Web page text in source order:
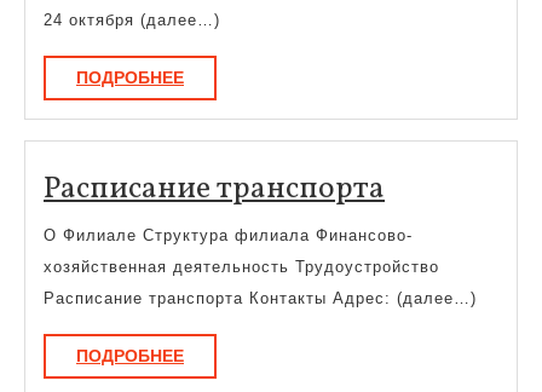
24 октября (далее…)
ПОДРОБНЕЕПОДРОБНЕЕ
Расписание транспорта
О Филиале Структура филиала Финансово-
хозяйственная деятельность Трудоустройство
Расписание транспорта Контакты Адрес: (далее…)
ПОДРОБНЕЕПОДРОБНЕЕ